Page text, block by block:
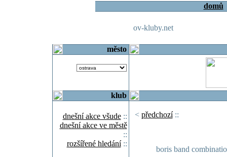
domů
ov-kluby.net
město
klub
dnešní akce všude::
dnešní akce ve městě
::
rozšířené hledání::
< předchozí::
boris band